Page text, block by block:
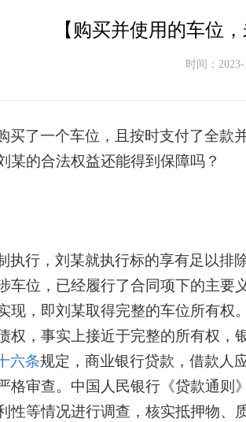
【购买并使用的车位
时间：
买了一个车位，且按时支付了全款
某的合法权益还能得到保障吗？
执行，刘某就执行标的享有足以
车位，已经履行了合同项下的主
现，即刘某取得完整的车位所有权
权，事实上接近于完整的所有权，
六条规定，商业银行贷款，借款人
格审查。中国人民银行《贷款通
性等情况进行调查，核实抵押物